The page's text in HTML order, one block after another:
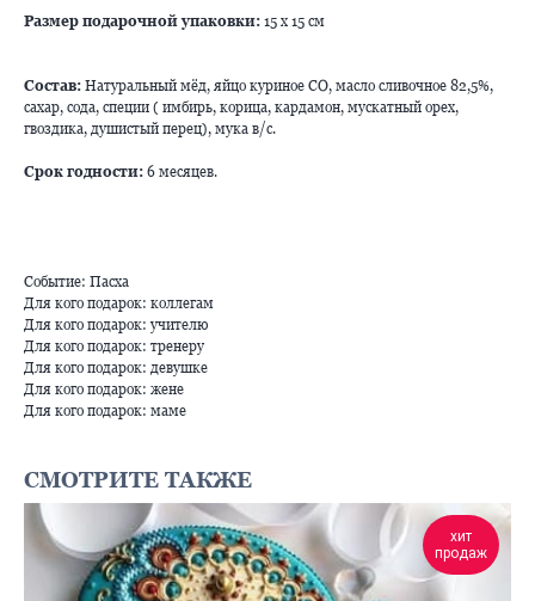
Размер подарочной упаковки: 15 х 15 см
Состав: Натуральный мёд, яйцо куриное СО, масло сливочное 82,5%,
сахар, сода, специи ( имбирь, корица, кардамон, мускатный орех,
гвоздика, душистый перец), мука в/с.
Срок годности: 6 месяцев.
Событие: Пасха
Для кого подарок: коллегам
Для кого подарок: учителю
Для кого подарок: тренеру
Для кого подарок: девушке
Для кого подарок: жене
Для кого подарок: маме
СМОТРИТЕ ТАКЖЕ
хит
продаж